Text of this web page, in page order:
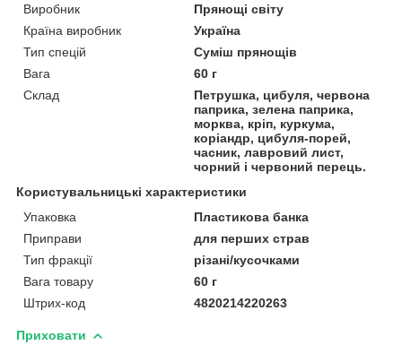
Виробник
Прянощі світу
Країна виробник
Україна
Тип спецій
Суміш прянощів
Вага
60 г
Склад
Петрушка, цибуля, червона
паприка, зелена паприка,
морква, кріп, куркума,
коріандр, цибуля-порей,
часник, лавровий лист,
чорний і червоний перець.
Користувальницькі характеристики
Упаковка
Пластикова банка
Приправи
для перших страв
Тип фракції
різані/кусочками
Вага товару
60 г
Штрих-код
4820214220263
Приховати